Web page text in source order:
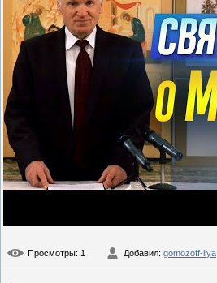
Просмотры: 1 Добавил: gomozoff-ilya